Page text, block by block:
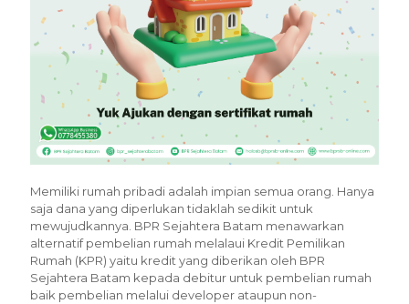
Memiliki rumah pribadi adalah impian semua orang. Hanya
saja dana yang diperlukan tidaklah sedikit untuk
mewujudkannya. BPR Sejahtera Batam menawarkan
alternatif pembelian rumah melalaui Kredit Pemilikan
Rumah (KPR) yaitu kredit yang diberikan oleh BPR
Sejahtera Batam kepada debitur untuk pembelian rumah
baik pembelian melalui developer ataupun non-